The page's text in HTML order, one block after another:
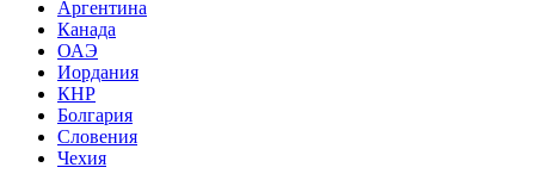
Аргентина
Канада
ОАЭ
Иордания
КНР
Болгария
Словения
Чехия